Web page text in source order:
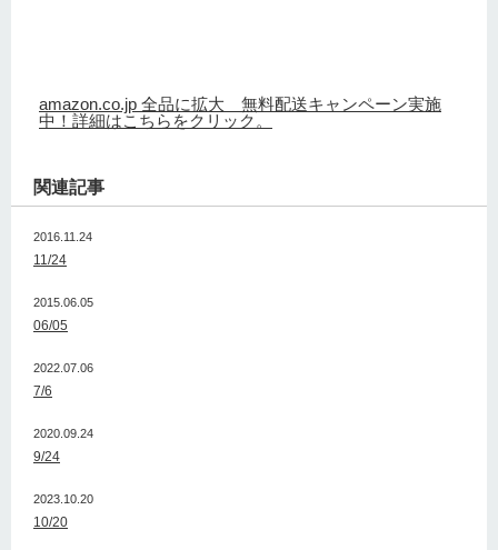
amazon.co.jp 全品に拡大 無料配送キャンペーン実施
中！詳細はこちらをクリック。
関連記事
2016.11.24
11/24
2015.06.05
06/05
2022.07.06
7/6
2020.09.24
9/24
2023.10.20
10/20